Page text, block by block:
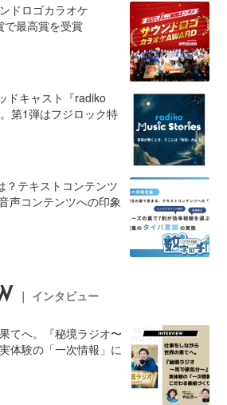
ドロゴカラオケ
で最高賞を受賞
ドキャスト『radiko
第1弾はフジロック特
？テキストコンテンツ
声コンテンツへの印象
｜ インタビュー
てへ。『秘境ラジオ〜
体験の「一次情報」に